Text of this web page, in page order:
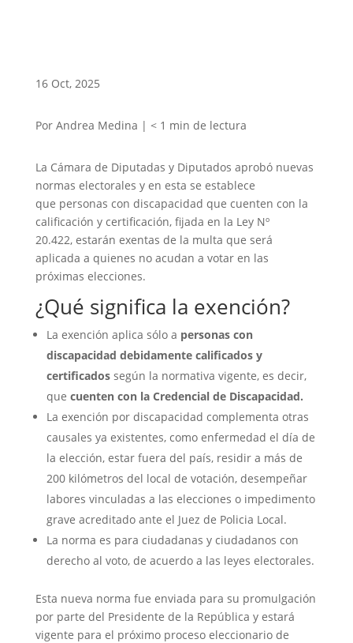
16 Oct, 2025
Por Andrea Medina | < 1 min de lectura
La Cámara de Diputadas y Diputados aprobó nuevas
normas electorales y en esta se establece
que personas con discapacidad que cuenten con la
calificación y certificación, fijada en la Ley Nº
20.422, estarán exentas de la multa que será
aplicada a quienes no acudan a votar en las
próximas elecciones.
¿Qué significa la exención?
La exención aplica sólo a personas con
discapacidad debidamente calificados y
certificadossegún la normativa vigente, es decir,
que cuenten con la Credencial de Discapacidad.
La exención por discapacidad complementa otras
causales ya existentes, como enfermedad el día de
la elección, estar fuera del país, residir a más de
200 kilómetros del local de votación, desempeñar
labores vinculadas a las elecciones o impedimento
grave acreditado ante el Juez de Policia Local.
La norma es para ciudadanas y ciudadanos con
derecho al voto, de acuerdo a las leyes electorales.
Esta nueva norma fue enviada para su promulgación
por parte del Presidente de la República y estará
vigente para el próximo proceso eleccionario de